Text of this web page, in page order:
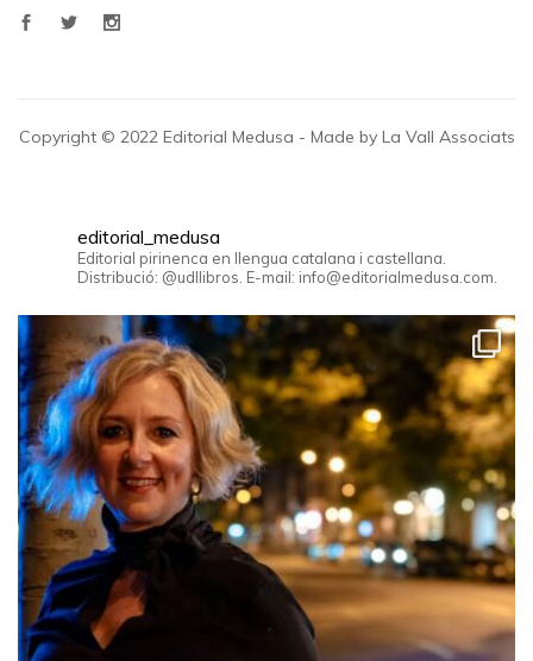
Copyright © 2022 Editorial Medusa - Made by La Vall Associats
editorial_medusa
Editorial pirinenca en llengua catalana i castellana.
Distribució: @udllibros. E-mail: info@editorialmedusa.com.